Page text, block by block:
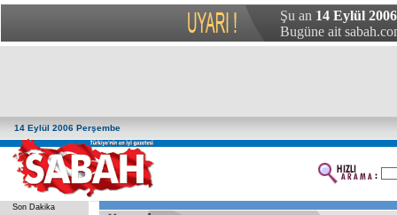
Şu an 14 Eylül
Bugüne ait
14 Eylül 2006 Perşembe
Son Dakika